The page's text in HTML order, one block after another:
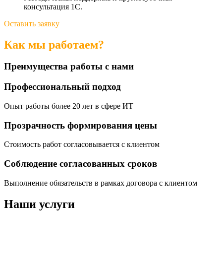
консультация 1С.
Оставить заявку
Как мы работаем?
Преимущества работы с нами
Профессиональный подход
Опыт работы более 20 лет в сфере ИТ
Прозрачность формирования цены
Стоимость работ согласовывается с клиентом
Соблюдение согласованных сроков
Выполнение обязательств в рамках договора с клиентом
Наши услуги